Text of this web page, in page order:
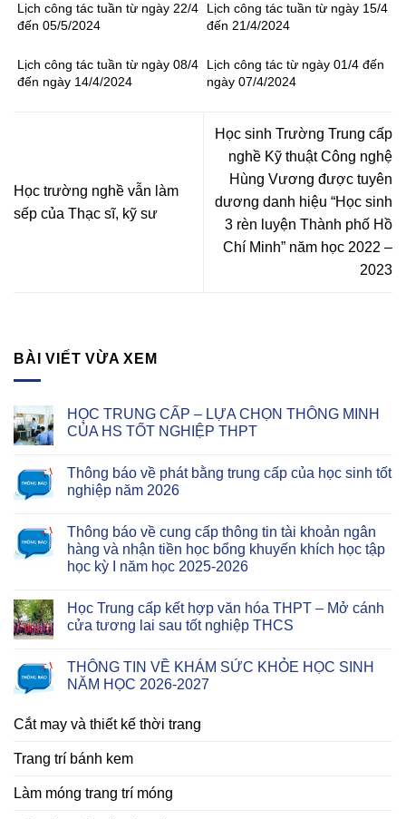
Lịch công tác tuần từ ngày 22/4
đến 05/5/2024
Lịch công tác tuần từ ngày 15/4
đến 21/4/2024
Lịch công tác tuần từ ngày 08/4
đến ngày 14/4/2024
Lịch công tác từ ngày 01/4 đến
ngày 07/4/2024
Học trường nghề vẫn làm
sếp của Thạc sĩ, kỹ sư
Học sinh Trường Trung cấp
nghề Kỹ thuật Công nghệ
Hùng Vương được tuyên
dương danh hiệu “Học sinh
3 rèn luyện Thành phố Hồ
Chí Minh” năm học 2022 –
2023
BÀI VIẾT VỪA XEM
HỌC TRUNG CẤP – LỰA CHỌN THÔNG MINH
CỦA HS TỐT NGHIỆP THPT
Thông báo về phát bằng trung cấp của học sinh tốt
nghiệp năm 2026
Thông báo về cung cấp thông tin tài khoản ngân
hàng và nhận tiền học bổng khuyến khích học tập
học kỳ I năm học 2025-2026
Học Trung cấp kết hợp văn hóa THPT – Mở cánh
cửa tương lai sau tốt nghiệp THCS
THÔNG TIN VỀ KHÁM SỨC KHỎE HỌC SINH
NĂM HỌC 2026-2027
Cắt may và thiết kế thời trang
Trang trí bánh kem
Làm móng trang trí móng